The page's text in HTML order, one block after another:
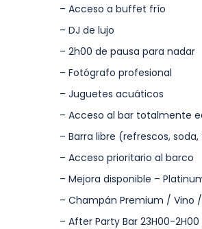
– Acceso a buffet frío
– DJ de lujo
– 2h00 de pausa para nadar
– Fotógrafo profesional
– Juguetes acuáticos
– Acceso al bar totalmente
– Barra libre (refrescos,
– Acceso prioritario al barco
– Mejora disponible –
– Champán Premium / Vino
– After Party Bar 23H00-